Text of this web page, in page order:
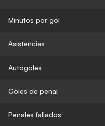
Minutos por gol
Asistencias
Autogoles
Goles de penal
Penales fallados